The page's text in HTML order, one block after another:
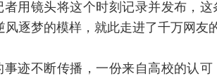
者用镜头将这个时刻记录并发布，
逐梦的模样，就此走进了千万网友
事迹不断传播，一份来自高校的认